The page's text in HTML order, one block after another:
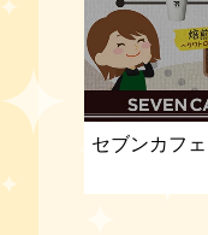
セブンカフェ